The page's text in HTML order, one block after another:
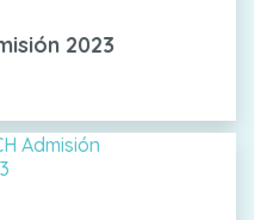
2023